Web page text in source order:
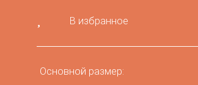
В избранное
Основной размер: